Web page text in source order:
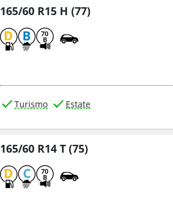
165/60 R15 H (77)
D B 70
B
Turismo Estate
165/60 R14 T (75)
D C 70
B